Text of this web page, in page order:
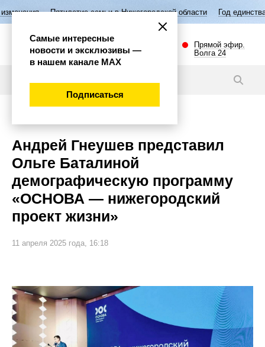
семьи в Нижегородской области Год единства народов России
Прямой эфир.
Волга 24
Андрей Гнеушев представил
Ольге Баталиной
демографическую программу
«ОСНОВА — нижегородский
проект жизни»
11 апреля 2025 года, 16:18
Самые интересные
новости и эксклюзивы —
в нашем канале МАХ
Подписаться